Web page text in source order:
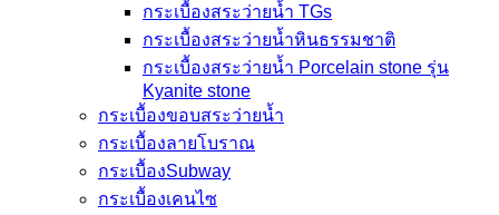
กระเบื้องสระว่ายน้ำ TGs
กระเบื้องสระว่ายน้ำหินธรรมชาติ
กระเบื้องสระว่ายนํ้า Porcelain stone รุ่น
Kyanite stone
กระเบื้องขอบสระว่ายน้ำ
กระเบื้องลายโบราณ
กระเบื้องSubway
กระเบื้องเคนไซ